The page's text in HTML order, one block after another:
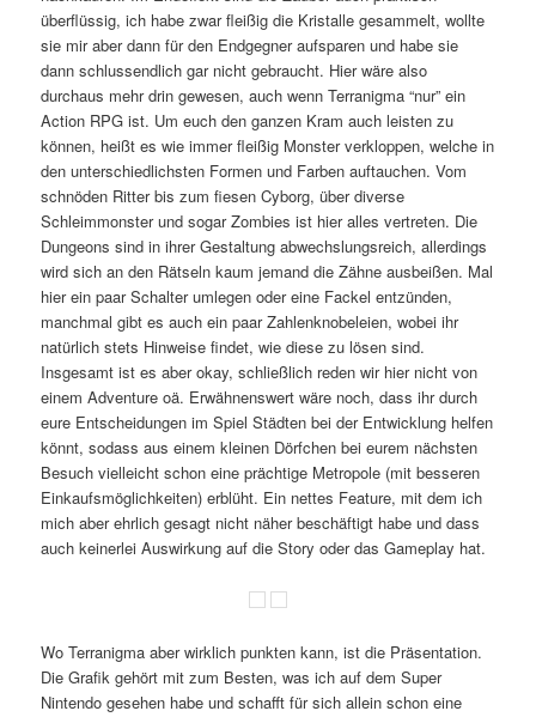
überflüssig, ich habe zwar fleißig die Kristalle gesammelt, wollte
sie mir aber dann für den Endgegner aufsparen und habe sie
dann schlussendlich gar nicht gebraucht. Hier wäre also
durchaus mehr drin gewesen, auch wenn Terranigma “nur” ein
Action RPG ist. Um euch den ganzen Kram auch leisten zu
können, heißt es wie immer fleißig Monster verkloppen, welche in
den unterschiedlichsten Formen und Farben auftauchen. Vom
schnöden Ritter bis zum fiesen Cyborg, über diverse
Schleimmonster und sogar Zombies ist hier alles vertreten. Die
Dungeons sind in ihrer Gestaltung abwechslungsreich, allerdings
wird sich an den Rätseln kaum jemand die Zähne ausbeißen. Mal
hier ein paar Schalter umlegen oder eine Fackel entzünden,
manchmal gibt es auch ein paar Zahlenknobeleien, wobei ihr
natürlich stets Hinweise findet, wie diese zu lösen sind.
Insgesamt ist es aber okay, schließlich reden wir hier nicht von
einem Adventure oä. Erwähnenswert wäre noch, dass ihr durch
eure Entscheidungen im Spiel Städten bei der Entwicklung helfen
könnt, sodass aus einem kleinen Dörfchen bei eurem nächsten
Besuch vielleicht schon eine prächtige Metropole (mit besseren
Einkaufsmöglichkeiten) erblüht. Ein nettes Feature, mit dem ich
mich aber ehrlich gesagt nicht näher beschäftigt habe und dass
auch keinerlei Auswirkung auf die Story oder das Gameplay hat.
Wo Terranigma aber wirklich punkten kann, ist die Präsentation.
Die Grafik gehört mit zum Besten, was ich auf dem Super
Nintendo gesehen habe und schafft für sich allein schon eine